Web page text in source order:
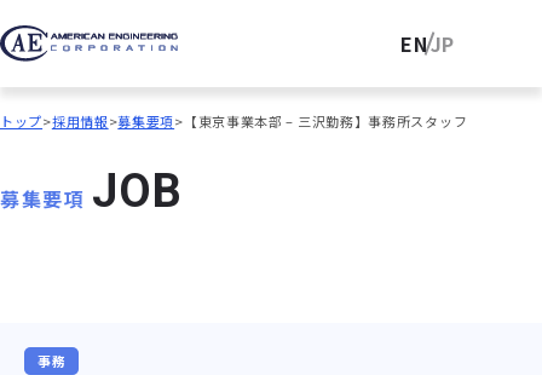
ENJP
トップ 採用情報 募集要項 【東京事業本部 – 三沢勤務】事務所スタッフ
募集要項 JOB
事務